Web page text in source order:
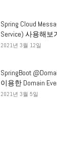
Spring Cloud
Service) 사용해보
2021년 3월 12일
SpringBoot
이용한 Domain
2021년 3월 5일